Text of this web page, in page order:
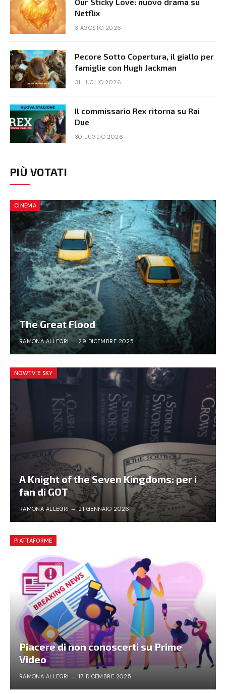
Netflix
3 AGOSTO 2026
Pecore Sotto Copertura, il giallo per
famiglie con Hugh Jackman
31 LUGLIO 2026
Il commissario Rex ritorna su Rai
Due
30 LUGLIO 2026
PIÙ VOTATI
CINEMA
The Great Flood
RAMONA ALLEGRI 29 DICEMBRE 2025
NOWTV E SKY
A Knight of the Seven Kingdoms: per i
fan di GOT
RAMONA ALLEGRI 21 GENNAIO 2026
PIATTAFORME
Piacere di non conoscerti su Prime
Video
RAMONA ALLEGRI 17 DICEMBRE 2025